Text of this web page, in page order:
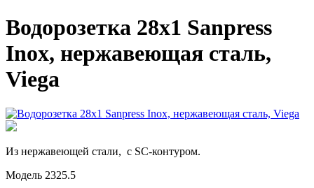
Водорозетка 28x1 Sanpress
Inox, нержавеющая сталь,
Viega
Из нержавеющей стали, с SC-контуром.
Модель 2325.5